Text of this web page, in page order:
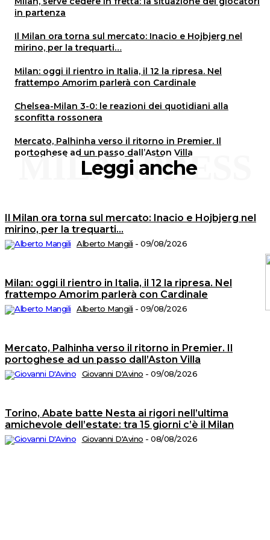
in partenza
Il Milan ora torna sul mercato: Inacio e Hojbjerg nel
mirino, per la trequarti…
Milan: oggi il rientro in Italia, il 12 la ripresa. Nel
frattempo Amorim parlerà con Cardinale
Chelsea-Milan 3-0: le reazioni dei quotidiani alla
sconfitta rossonera
Mercato, Palhinha verso il ritorno in Premier. Il
portoghese ad un passo dall’Aston Villa
Leggi anche
MILANPRESS
Il Milan ora torna sul mercato: Inacio e Hojbjerg nel
mirino, per la trequarti…
Alberto Mangili - 09/08/2026
Milan: oggi il rientro in Italia, il 12 la ripresa. Nel
frattempo Amorim parlerà con Cardinale
Alberto Mangili - 09/08/2026
Mercato, Palhinha verso il ritorno in Premier. Il
portoghese ad un passo dall’Aston Villa
Giovanni D'Avino - 09/08/2026
Torino, Abate batte Nesta ai rigori nell’ultima
amichevole dell’estate: tra 15 giorni c’è il Milan
Giovanni D'Avino - 08/08/2026